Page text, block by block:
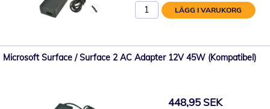
LÄGG I VARUKORG
Microsoft Surface / Surface 2 AC Adapter 12V 45W (Kompatibel)
448,95 SEK